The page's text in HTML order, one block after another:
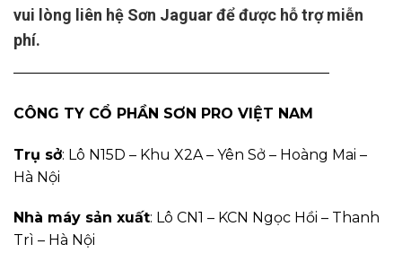
vui lòng liên hệ Sơn Jaguar để được hỗ trợ miễn
phí.
——————————————————————
CÔNG TY CỔ PHẦN SƠN PRO VIỆT NAM
Trụ sở: Lô N15D – Khu X2A – Yên Sở – Hoàng Mai –
Hà Nội
Nhà máy sản xuất: Lô CN1 – KCN Ngọc Hồi – Thanh
Trì – Hà Nội